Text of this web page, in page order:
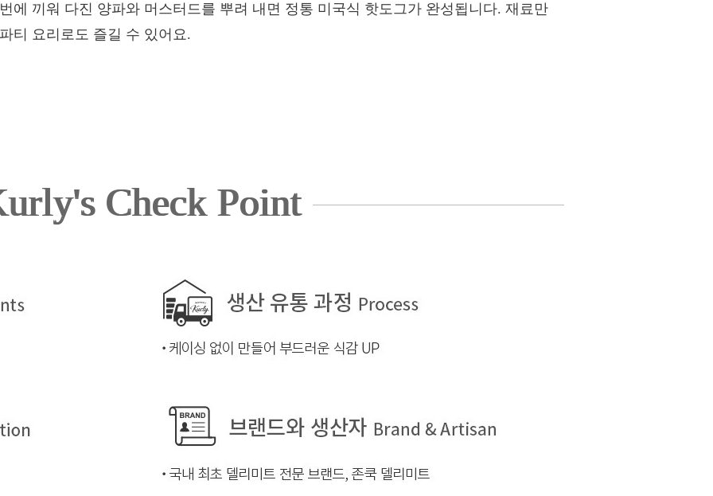
에 끼워 다진 양파와 머스터드를 뿌려 내면 정통 미국식 핫도그가 완성됩니다. 재료만
티 요리로도 즐길 수 있어요.
Check Point